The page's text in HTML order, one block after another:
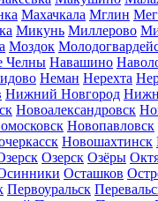
Махачкала Мглин
Микунь Миллерово
Моздок
Челны Навашино
Неман Нерехта
Нижний Новгород
Новоалександровск
Новопавловск
Новошахтинск
Озерск Озёры
Осташков
Первоуральск